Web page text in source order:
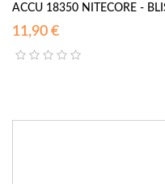
ACCU 18350 NITECORE -
11,90 €